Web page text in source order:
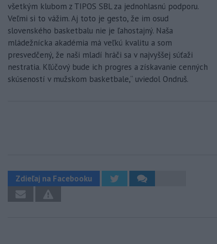
všetkým klubom z TIPOS SBL za jednohlasnú podporu.
Veľmi si to vážim. Aj toto je gesto, že im osud
slovenského basketbalu nie je ľahostajný. Naša
mládežnícka akadémia má veľkú kvalitu a som
presvedčený, že naši mladí hráči sa v najvyššej súťaži
nestratia. Kľúčový bude ich progres a získavanie cenných
skúseností v mužskom basketbale,“ uviedol Ondruš.
Zdieľaj na Facebooku